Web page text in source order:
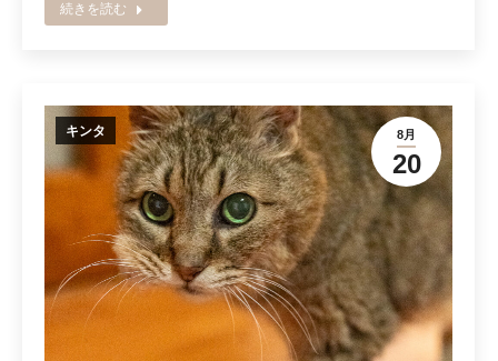
続きを読む
8月
20
キンタ